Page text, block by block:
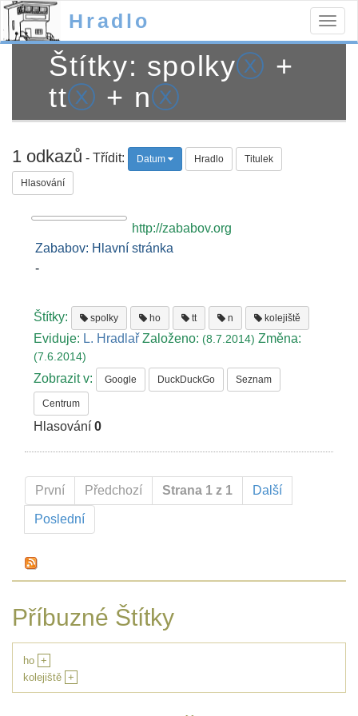
Hradlo
Štítky: spolkyⓧ +
ttⓧ + nⓧ
1 odkazů - Třídit: Datum Hradlo Titulek
Hlasování
http://zababov.org
Zababov: Hlavní stránka
-
Štítky: spolky ho tt n kolejiště
Eviduje: L. Hradlař Založeno:(8.7.2014)Změna:
(7.6.2014)
Zobrazit v: Google DuckDuckGo Seznam
Centrum
Hlasování0
První Předchozí Strana 1 z 1 Další
Poslední
Příbuzné Štítky
ho +
kolejiště +